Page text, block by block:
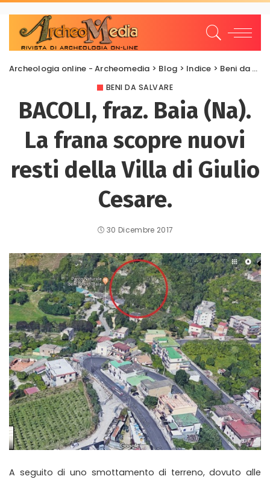
Archeologia online - Archeomedia > Blog > Indice > Beni da salvare
BENI DA SALVARE
BACOLI, fraz. Baia (Na).
La frana scopre nuovi
resti della Villa di Giulio
Cesare.
30 Dicembre 2017
A seguito di uno smottamento di terreno, dovuto alle